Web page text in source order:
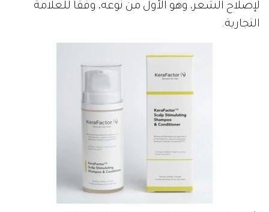
لإصلاح الشعر، وهو الأول من نوعه، وفقاً للعلامة
التجارية.